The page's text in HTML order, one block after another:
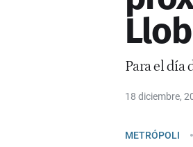
Para el día
18 diciembre,
METRÓPOLI